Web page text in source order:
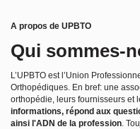
A propos de UPBTO
Qui sommes-
L’UPBTO est l’Union
Orthopédiques. En bref: une
orthopédie, leurs fournisseurs et
informations, répond aux
ainsi l'ADN de la profession.